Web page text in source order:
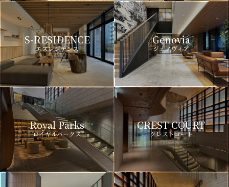
S-RESIDENCE
エスレジデンス
Genovia
ジェノヴィア
Royal Parks
ロイヤルパークス
CREST COURT
クレストコート